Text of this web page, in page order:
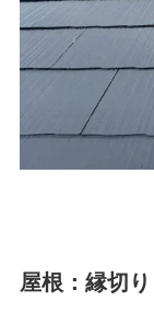
屋根：縁切り